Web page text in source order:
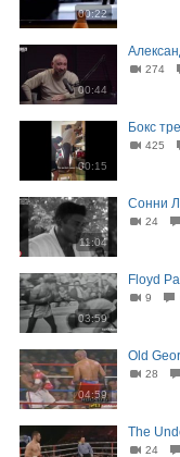
00:22
00:44
274
00:15
Бокс
425
11:04
Сонни
24
03:59
Floyd
9
04:59
Old
28
The
24